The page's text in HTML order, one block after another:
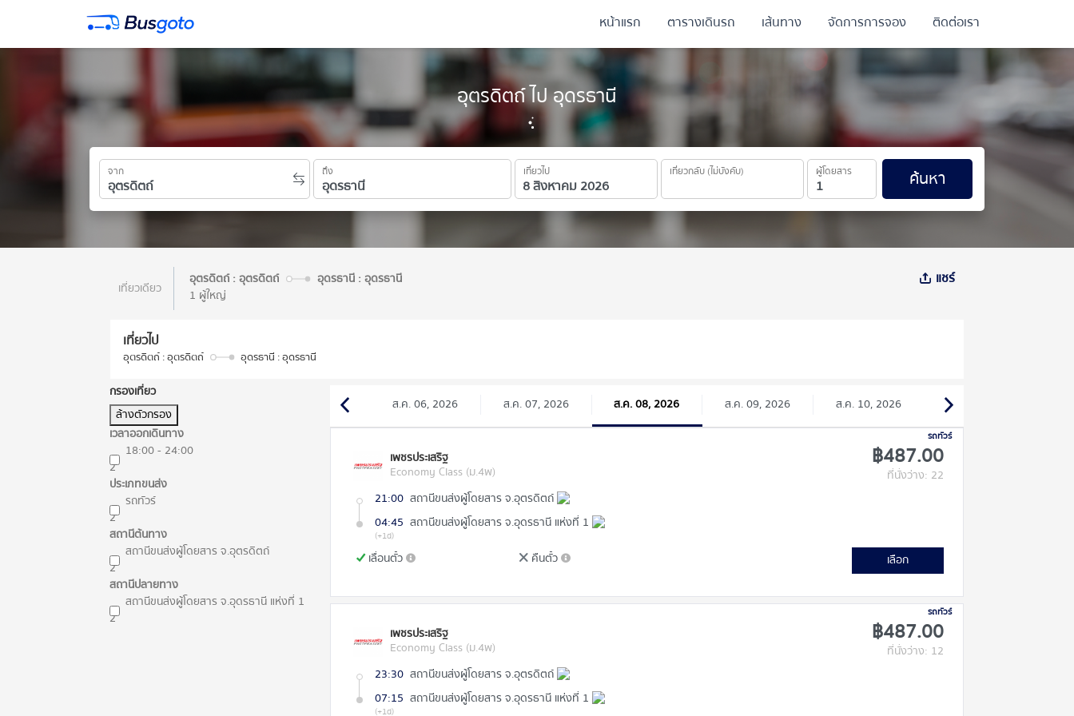
อุตรดิตถ์ ไป อุดรธานี
จาก ถึง เที่ยวไป เที่ยวกลับ (ไม่บังคับ) ผู้โดยสาร ค้นหา
หน้าแรก ตารางเดินรถ เส้นทาง จัดการการจอง ติดต่อเรา
เที่ยวเดียว
อุตรดิตถ์ : อุตรดิตถ์
อุดรธานี : อุดรธานี
1 ผู้ใหญ่
แชร์
เที่ยวไป
อุตรดิตถ์ : อุตรดิตถ์ อุดรธานี : อุดรธานี
กรองเที่ยว
ล้างตัวกรอง
เวลาออกเดินทาง
18:00 - 24:00
2
ประเภทขนส่ง
รถทัวร์
2
สถานีต้นทาง
สถานีขนส่งผู้โดยสาร จ.อุตรดิตถ์
2
สถานีปลายทาง
สถานีขนส่งผู้โดยสาร จ.อุดรธานี แห่งที่ 1
2
ส.ค. 06, 2026 ส.ค. 07, 2026 ส.ค. 08, 2026 ส.ค. 09, 2026 ส.ค. 10, 2026
รถทัวร์
เพชรประเสริฐ
Economy Class (ม.4พ)
฿487.00
ที่นั่งว่าง: 22
21:00 สถานีขนส่งผู้โดยสาร จ.อุตรดิตถ์
04:45 สถานีขนส่งผู้โดยสาร จ.อุดรธานี แห่งที่ 1
(+1d)
เลื่อนตั๋ว คืนตั๋ว เลือก
รถทัวร์
เพชรประเสริฐ
Economy Class (ม.4พ)
฿487.00
ที่นั่งว่าง: 12
23:30 สถานีขนส่งผู้โดยสาร จ.อุตรดิตถ์
07:15 สถานีขนส่งผู้โดยสาร จ.อุดรธานี แห่งที่ 1
(+1d)